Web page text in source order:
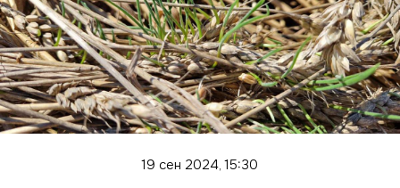
19 сен 2024, 15:30